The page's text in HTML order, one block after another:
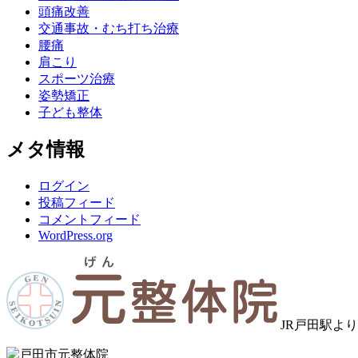
頭痛改善
交通事故・むち打ち治療
腰痛
肩こり
スポーツ治療
姿勢矯正
子ども整体
メタ情報
ログイン
投稿フィード
コメントフィード
WordPress.org
JR戸田駅よ